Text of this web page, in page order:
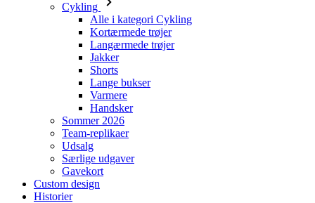
Cykling
Alle i kategori Cykling
Kortærmede trøjer
Langærmede trøjer
Jakker
Shorts
Lange bukser
Varmere
Handsker
Sommer 2026
Team-replikaer
Udsalg
Særlige udgaver
Gavekort
Custom design
Historier